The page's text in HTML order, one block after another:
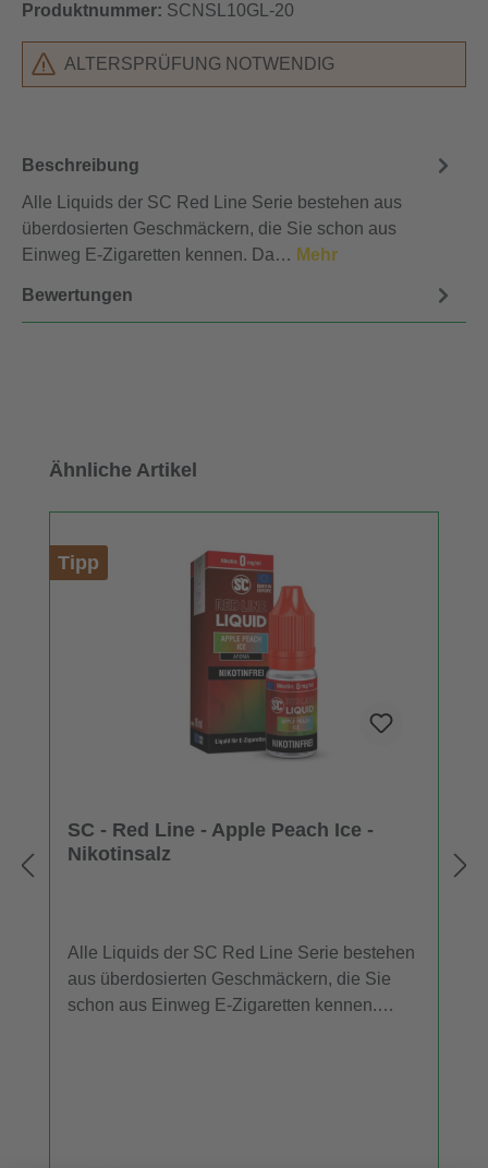
Produktnummer: SCNSL10GL-20
ALTERSPRÜFUNG NOTWENDIG
Beschreibung
Alle Liquids der SC Red Line Serie bestehen aus
überdosierten Geschmäckern, die Sie schon aus
Einweg E-Zigaretten kennen. Da… Mehr
Bewertungen
Produktgalerie überspringen
Ähnliche Artikel
Tipp
SC - Red Line - Apple Peach Ice -
Nikotinsalz
Alle Liquids der SC Red Line Serie bestehen
aus überdosierten Geschmäckern, die Sie
schon aus Einweg E-Zigaretten kennen.